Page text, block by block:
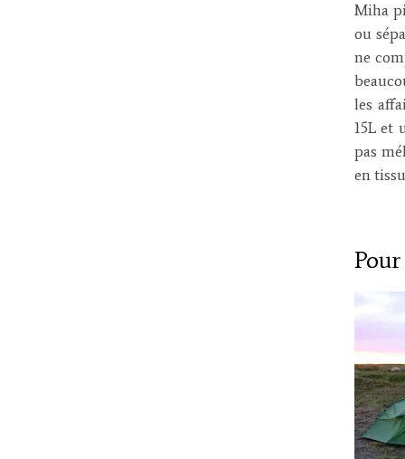
Miha
ou
ne
les
15L et
pas
en